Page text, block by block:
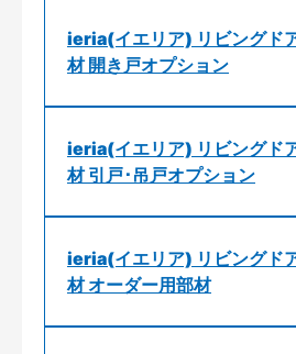
ieria(イエリア) リビングド
材 開き戸オプション
ieria(イエリア) リビングド
材 引戸･吊戸オプション
ieria(イエリア) リビングド
材 オーダー用部材